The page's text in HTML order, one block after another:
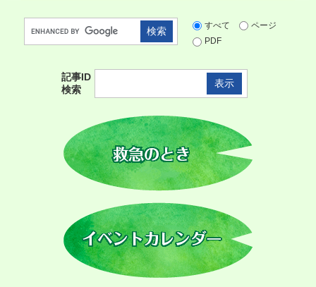
すべて
ページ
PDF
記事ID
検索